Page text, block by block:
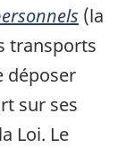
(la
transports
déposer
sur ses
Loi. Le